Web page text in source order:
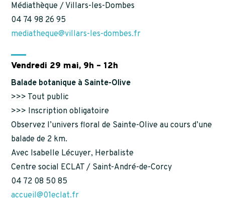
Médiathèque / Villars-les-Dombes
04 74 98 26 95
mediatheque@villars-les-dombes.fr
Vendredi 29 mai, 9h – 12h
Balade botanique à Sainte-Olive
>>> Tout public
>>> Inscription obligatoire
Observez l’univers floral de Sainte-Olive au cours d’une
balade de 2 km.
Avec Isabelle Lécuyer, Herbaliste
Centre social ECLAT / Saint-André-de-Corcy
04 72 08 50 85
accueil@01eclat.fr